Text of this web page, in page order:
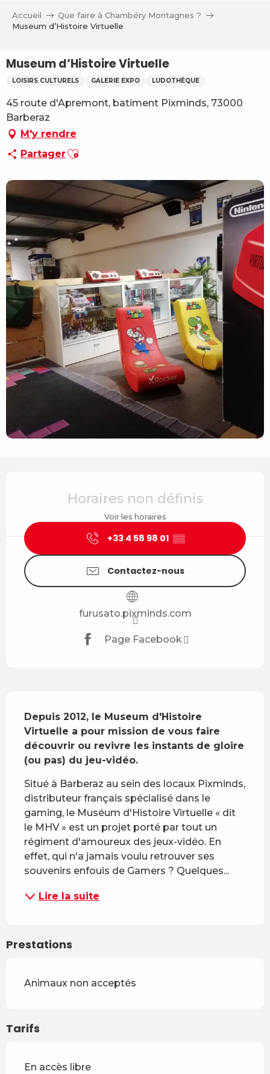
Accueil
Que faire à Chambéry Montagnes ?
Museum d’Histoire Virtuelle
Museum d’Histoire Virtuelle
LOISIRS CULTURELS GALERIE EXPO LUDOTHÈQUE
45 route d'Apremont, batiment Pixminds, 73000
Barberaz
M'y rendre
PartagerAjouter aux favoris
Horaires non définis
Voir les horaires
+33 4 58 98 01 ▒▒
Contactez-nous
furusato.pixminds.com
Page Facebook
Depuis 2012, le Museum d'Histoire
Virtuelle a pour mission de vous faire
découvrir ou revivre les instants de gloire
(ou pas) du jeu-vidéo.
Situé à Barberaz au sein des locaux Pixminds,
distributeur français spécialisé dans le
gaming, le Muséum d'Histoire Virtuelle « dit
le MHV » est un projet porté par tout un
régiment d'amoureux des jeux-vidéo. En
effet, qui n'a jamais voulu retrouver ses
souvenirs enfouis de Gamers ? Quelques...
Lire la suite
Prestations
Animaux non acceptés
Tarifs
En accès libre